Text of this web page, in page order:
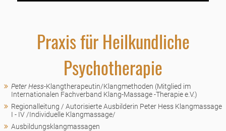
Praxis für Heilkundliche
Psychotherapie
Peter Hess-Klangtherapeutin/Klangmethoden (Mitglied im
Internationalen Fachverband Klang-Massage -Therapie e.V.)
Regionalleitung / Autorisierte Ausbilderin Peter Hess Klangmassage
I - IV /Individuelle Klangmassage/
Ausbildungsklangmassagen